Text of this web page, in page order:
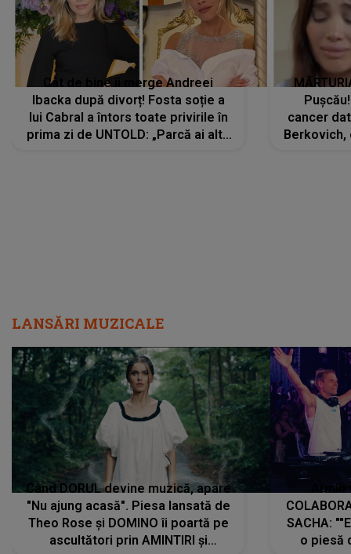
Cât de bine îi merge Andreei
Ibacka după divorț! Fosta soție a
lui Cabral a întors toate privirile în
prima zi de UNTOLD: „Parcă ai altă
cancer
Berkovich,
LANSĂRI MUZICALE
Când DORUL devine muzică, apare
"Nu ajung acasă". Piesa lansată de
Theo Rose și DOMINO îi poartă pe
ascultători prin AMINTIRI și
SACHA:
o piesă